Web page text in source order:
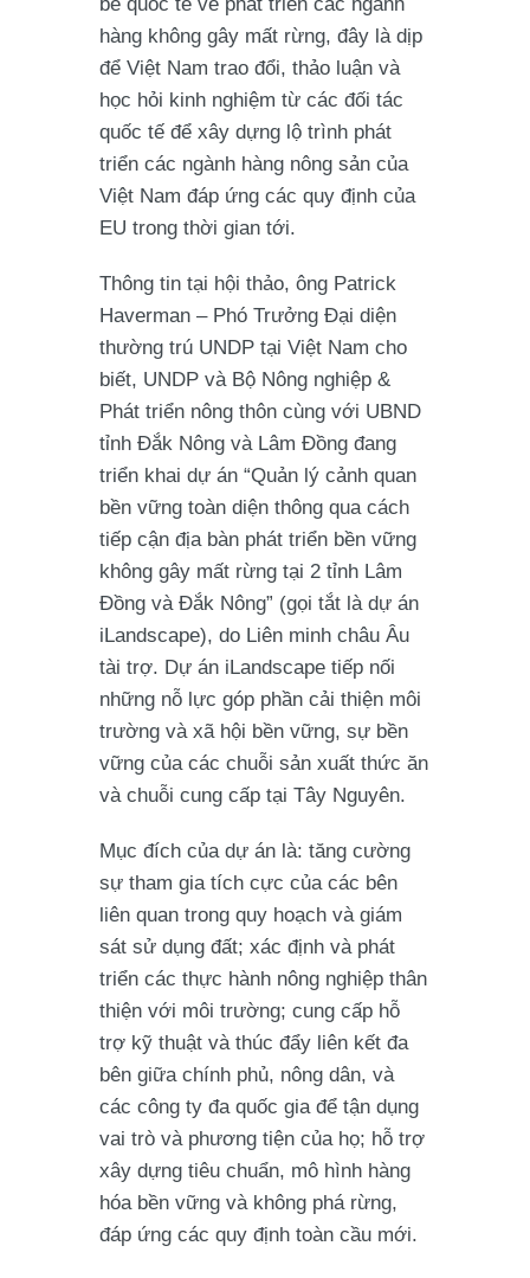
bè quốc tế về phát triển các ngành
hàng không gây mất rừng, đây là dịp
để Việt Nam trao đổi, thảo luận và
học hỏi kinh nghiệm từ các đối tác
quốc tế để xây dựng lộ trình phát
triển các ngành hàng nông sản của
Việt Nam đáp ứng các quy định của
EU trong thời gian tới.
Thông tin tại hội thảo, ông Patrick
Haverman – Phó Trưởng Đại diện
thường trú UNDP tại Việt Nam cho
biết, UNDP và Bộ Nông nghiệp &
Phát triển nông thôn cùng với UBND
tỉnh Đắk Nông và Lâm Đồng đang
triển khai dự án “Quản lý cảnh quan
bền vững toàn diện thông qua cách
tiếp cận địa bàn phát triển bền vững
không gây mất rừng tại 2 tỉnh Lâm
Đồng và Đắk Nông” (gọi tắt là dự án
iLandscape), do Liên minh châu Âu
tài trợ. Dự án iLandscape tiếp nối
những nỗ lực góp phần cải thiện môi
trường và xã hội bền vững, sự bền
vững của các chuỗi sản xuất thức ăn
và chuỗi cung cấp tại Tây Nguyên.
Mục đích của dự án là: tăng cường
sự tham gia tích cực của các bên
liên quan trong quy hoạch và giám
sát sử dụng đất; xác định và phát
triển các thực hành nông nghiệp thân
thiện với môi trường; cung cấp hỗ
trợ kỹ thuật và thúc đẩy liên kết đa
bên giữa chính phủ, nông dân, và
các công ty đa quốc gia để tận dụng
vai trò và phương tiện của họ; hỗ trợ
xây dựng tiêu chuẩn, mô hình hàng
hóa bền vững và không phá rừng,
đáp ứng các quy định toàn cầu mới.